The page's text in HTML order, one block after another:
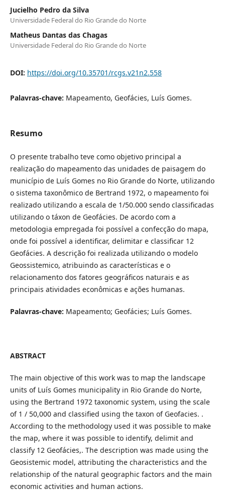
Jucielho Pedro da Silva
Universidade Federal do Rio Grande do Norte
Matheus Dantas das Chagas
Universidade Federal do Rio Grande do Norte
DOI: https://doi.org/10.35701/rcgs.v21n2.558
Palavras-chave: Mapeamento, Geofácies, Luís Gomes.
Resumo
O presente trabalho teve como objetivo principal a
realização do mapeamento das unidades de paisagem do
município de Luís Gomes no Rio Grande do Norte, utilizando
o sistema taxonômico de Bertrand 1972, o mapeamento foi
realizado utilizando a escala de 1/50.000 sendo classificadas
utilizando o táxon de Geofácies. De acordo com a
metodologia empregada foi possível a confecção do mapa,
onde foi possível a identificar, delimitar e classificar 12
Geofácies. A descrição foi realizada utilizando o modelo
Geossistemico, atribuindo as características e o
relacionamento dos fatores geográficos naturais e as
principais atividades econômicas e ações humanas.
Palavras-chave: Mapeamento; Geofácies; Luís Gomes.
ABSTRACT
The main objective of this work was to map the landscape
units of Luís Gomes municipality in Rio Grande do Norte,
using the Bertrand 1972 taxonomic system, using the scale
of 1 / 50,000 and classified using the taxon of Geofacies. .
According to the methodology used it was possible to make
the map, where it was possible to identify, delimit and
classify 12 Geofácies,. The description was made using the
Geosistemic model, attributing the characteristics and the
relationship of the natural geographic factors and the main
economic activities and human actions.